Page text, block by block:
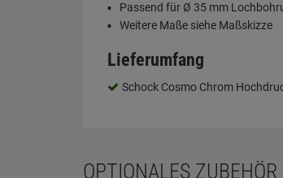
Passend für Ø 35 mm
Weitere Maße siehe Maßskizze
Lieferumfang
Schock Cosmo Chrom
OPTIONALES ZUBEHÖR